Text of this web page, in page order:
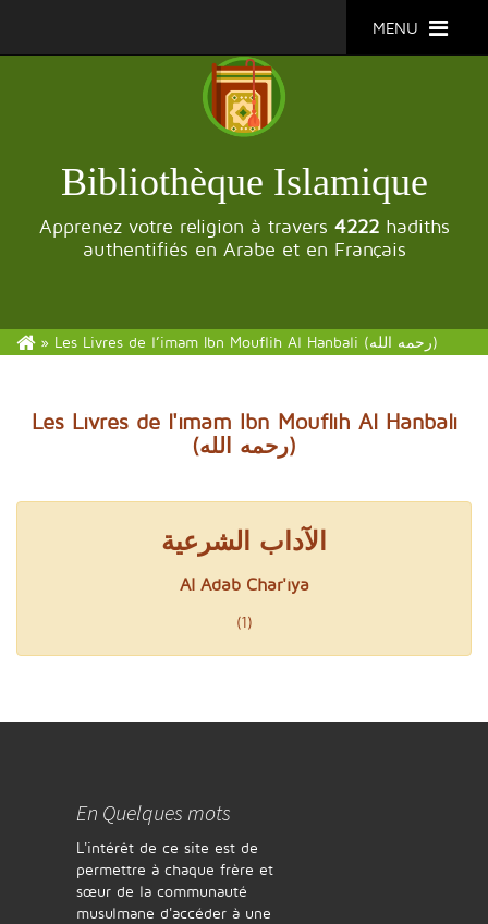
MENU
Bibliothèque Islamique
Apprenez votre religion à travers 4222 hadiths
authentifiés en Arabe et en Français
» Les Livres de l’imam Ibn Mouflih Al Hanbali (رحمه الله)
Les Livres de l'imam Ibn Mouflih Al Hanbali
(رحمه الله)
الآداب الشرعية
Al Adab Char'iya
(1)
En Quelques mots
L'intérêt de ce site est de
permettre à chaque frère et
sœur de la communauté
musulmane d'accéder à une